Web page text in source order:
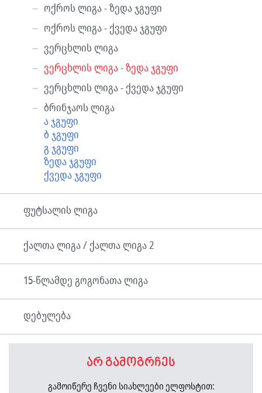
ოქროს ლიგა - ზედა ჯგუფი
ოქროს ლიგა - ქვედა ჯგუფი
ვერცხლის ლიგა
ვერცხლის ლიგა - ზედა ჯგუფი
ვერცხლის ლიგა - ქვედა ჯგუფი
ბრინჯაოს ლიგა
ა ჯგუფი
ბ ჯგუფი
გ ჯგუფი
ზედა ჯგუფი
ქვედა ჯგუფი
ფუტსალის ლიგა
ქალთა ლიგა / ქალთა ლიგა 2
15-წლამდე გოგონათა ლიგა
დებულება
არ გამოგრჩეს
გამოიწერე ჩვენი სიახლეები ელფოსტით: